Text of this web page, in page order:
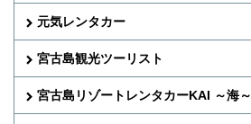
元気レンタカー
宮古島観光ツーリスト
宮古島リゾートレンタカーKAI ～海～